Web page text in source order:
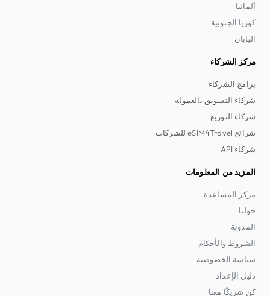
ألمانيا
كوريا الجنوبية
اليابان
مركز الشركاء
برامج الشركاء
شركاء التسويق بالعمولة
شركاء التوزيع
شرائح eSIM4Travel للشركات
شركاء API
المزيد من المعلومات
مركز المساعدة
حولنا
المدونة
الشروط والأحكام
سياسة الخصوصية
دليل الإعداد
كن شريكًا معنا